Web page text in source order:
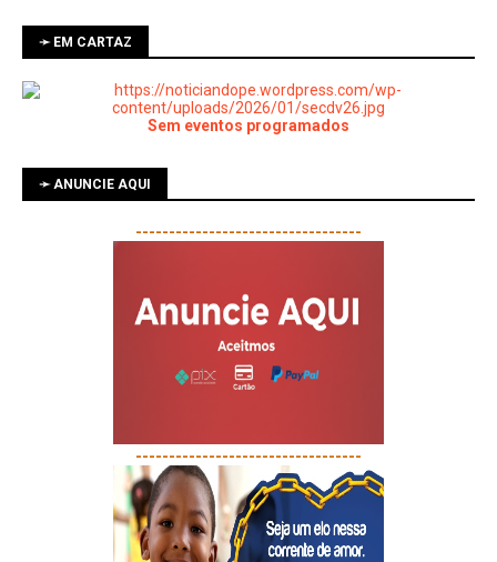
➛ EM CARTAZ
Sem eventos programados
➛ ANUNCIE AQUI
----------------------------------
----------------------------------